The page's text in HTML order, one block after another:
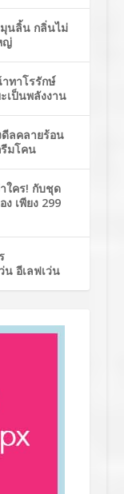
นลิ้น กลิ่นไม่
ญ่
ทาโรรักษ์
เป็นพลังงาน
ลคลายร้อน
มโคน
ใคร! กับชุด
ง เพียง 299
น อีเลฟเว่น